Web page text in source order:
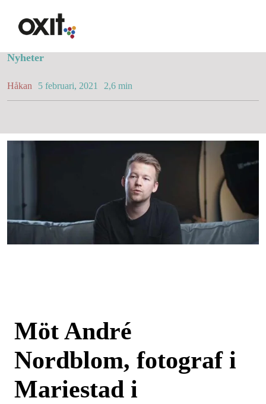
innehållet
Lösningar
Synlighet i Google
Fotograf i Mariestad
Nyheter
Håkan 5 februari, 2021 2,6 min
Möt André
Nordblom, fotograf i
Mariestad i